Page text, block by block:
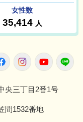
所FacebookInstagram
央三丁目2番1号
間1532番地